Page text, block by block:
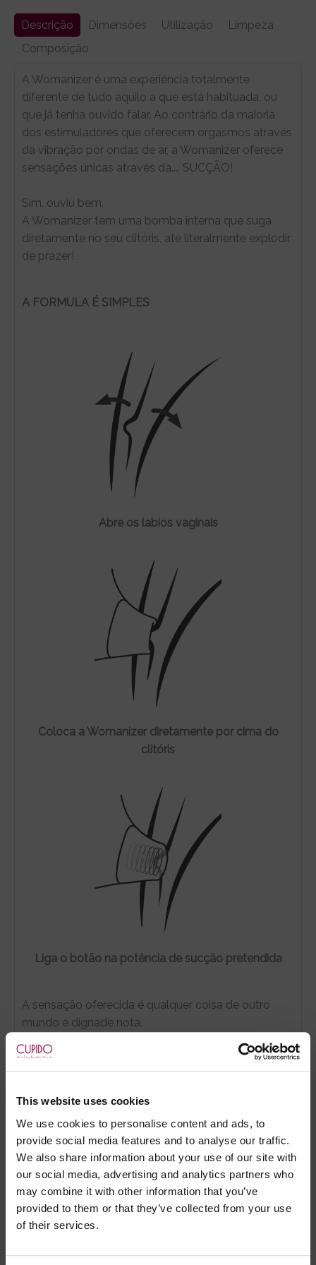
This website uses cookies
We use cookies to personalise content and ads, to
provide social media features and to analyse our traffic.
We also share information about your use of our site with
our social media, advertising and analytics partners who
may combine it with other information that you’ve
provided to them or that they’ve collected from your use
of their services.
Descrição Dimensões Utilização
Limpeza
Composição
A Womanizer é uma experiência totalmente
diferente de tudo aquilo a que está habituada, ou
que já tenha ouvido falar. Ao contrário da maioria
dos estimuladores que oferecem orgasmos através
da vibração por ondas de ar, a Womanizer oferece
sensações únicas através da.... SUCÇÃO!
Sim, ouviu bem.
A Womanizer tem uma bomba interna que suga
diretamente no seu clitóris, até literalmente explodir
de prazer!
A FORMULA É SIMPLES
Abre os labios vaginais
Coloca a Womanizer diretamente por cima do
clitóris
Liga o botão na potência de sucção pretendida
A sensação oferecida é qualquer coisa de outro
mundo e dignade nota.
Todavia, a bem da verdade, para além da sucção, a
womanizer oferece também uma discreta vibração
para ajudar a ativar todos os pontos sensíveis. E
NÃO RECOMENDADO A MULHERES SENSÍVEIS
Embora que a Womanizer ofereça sensações
verdadeiramente arrepiantes com um género de
estimulação totalmente desconhecida, mas
absolutamente deliciosa, na verdade a Womanizer
A Womanizer não é um brinquedo para mulheres